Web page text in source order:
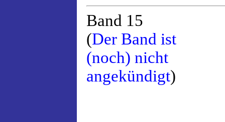
Band 15
(Der Band ist
(noch) nicht
angekündigt)